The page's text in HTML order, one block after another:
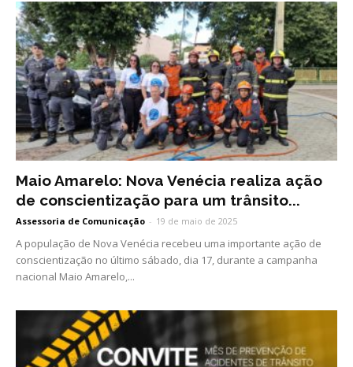
Maio Amarelo: Nova Venécia realiza ação
de conscientização para um trânsito...
Assessoria de Comunicação - 19 de maio de 2025
A população de Nova Venécia recebeu uma importante ação de
conscientização no último sábado, dia 17, durante a campanha
nacional Maio Amarelo,...